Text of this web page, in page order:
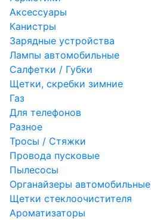
Аксессуары
Канистры
Зарядные устройства
Лампы автомобильные
Салфетки / Губки
Щетки, скребки зимние
Газ
Для телефонов
Разное
Тросы / Стяжки
Провода пусковые
Пылесосы
Органайзеры автомобильные
Щетки стеклоочистителя
Ароматизаторы